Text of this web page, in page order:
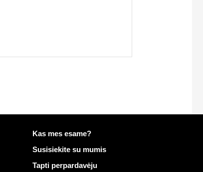
Daugiau informacijos apie Mailo
Kas mes esame?
Susisiekite su mumis
Tapti perpardavėju